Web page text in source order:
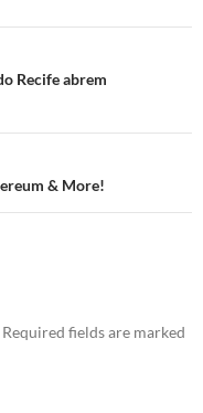
Recife abrem
& More!
Required fields are marked